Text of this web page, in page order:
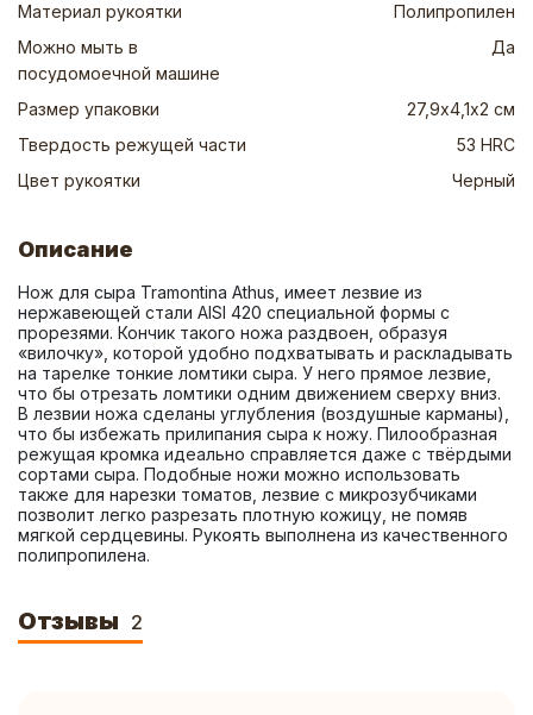
Материал рукоятки
Полипропилен
Можно мыть в
посудомоечной машине
Да
Размер упаковки
27,9х4,1х2 см
Твердость режущей части
53 HRC
Цвет рукоятки
Черный
Описание
Нож для сыра Tramontina Athus, имеет лезвие из
нержавеющей стали AISI 420 специальной формы с
прорезями. Кончик такого ножа раздвоен, образуя
«вилочку», которой удобно подхватывать и раскладывать
на тарелке тонкие ломтики сыра. У него прямое лезвие,
что бы отрезать ломтики одним движением сверху вниз.
В лезвии ножа сделаны углубления (воздушные карманы),
что бы избежать прилипания сыра к ножу. Пилообразная
режущая кромка идеально справляется даже с твёрдыми
сортами сыра. Подобные ножи можно использовать
также для нарезки томатов, лезвие с микрозубчиками
позволит легко разрезать плотную кожицу, не помяв
мягкой сердцевины. Рукоять выполнена из качественного
полипропилена.
Отзывы 2